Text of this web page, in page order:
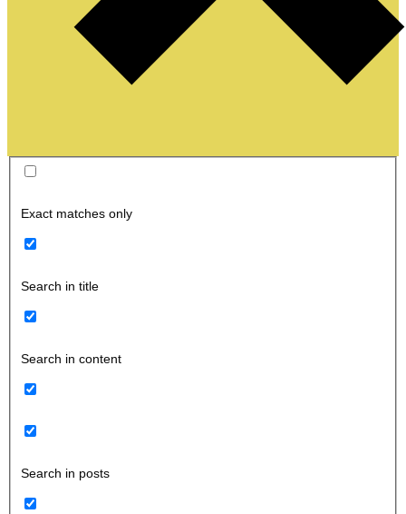
Exact matches only
Search in title
Search in content
Search in posts